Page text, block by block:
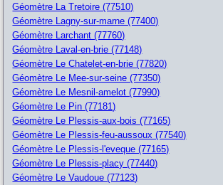
Géomètre La Tretoire (77510)
Géomètre Lagny-sur-marne (77400)
Géomètre Larchant (77760)
Géomètre Laval-en-brie (77148)
Géomètre Le Chatelet-en-brie (77820)
Géomètre Le Mee-sur-seine (77350)
Géomètre Le Mesnil-amelot (77990)
Géomètre Le Pin (77181)
Géomètre Le Plessis-aux-bois (77165)
Géomètre Le Plessis-feu-aussoux (77540)
Géomètre Le Plessis-l'eveque (77165)
Géomètre Le Plessis-placy (77440)
Géomètre Le Vaudoue (77123)